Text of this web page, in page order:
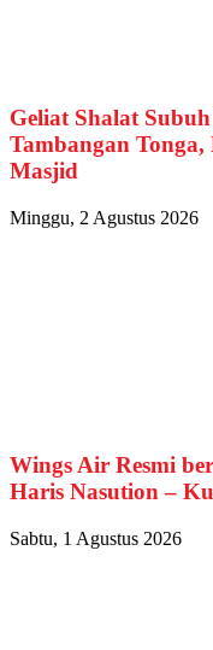
Geliat Shalat
Tambangan
Masjid
Minggu, 2 Agustus 2026
Wings Air Resmi
Haris Nasution –
Sabtu, 1 Agustus 2026